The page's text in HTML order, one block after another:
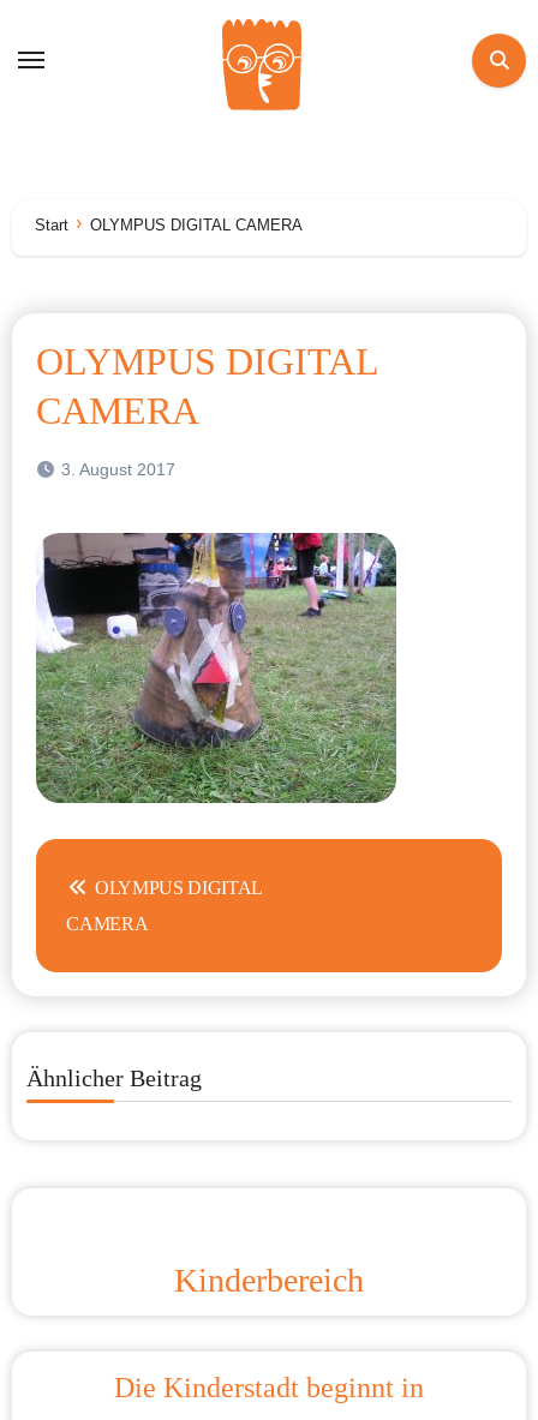
Inhalt
Start OLYMPUS DIGITAL CAMERA
OLYMPUS DIGITAL
CAMERA
3. August 2017
Beitragsnavigation
OLYMPUS DIGITAL
CAMERA
Ähnlicher Beitrag
Kinderbereich
Die Kinderstadt beginnt in